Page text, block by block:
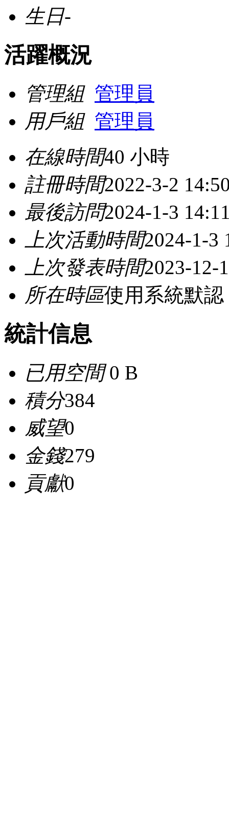
生日-
活躍概況
管理組 管理員
用戶組 管理員
在線時間40 小時
註冊時間2022-3-2
最後訪問2024-1-3
上次活動時間2024-1-3
上次發表時間2023-12-
所在時區使用系統默認
統計信息
已用空間0 B
積分384
威望0
金錢279
貢獻0